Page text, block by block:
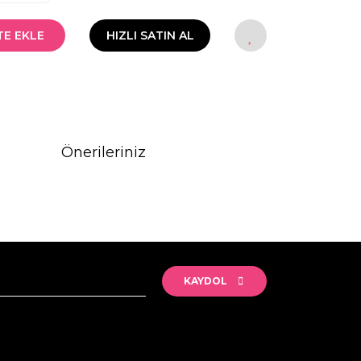
EKLE HIZLI SATIN AL
Önerileriniz
KAYDOL